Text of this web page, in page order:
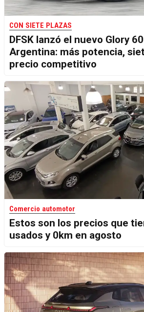
CON SIETE PLAZAS
DFSK lanzó el nuevo Glory
Argentina: más potencia,
precio competitivo
Comercio automotor
Estos son los precios que
usados y 0km en agosto